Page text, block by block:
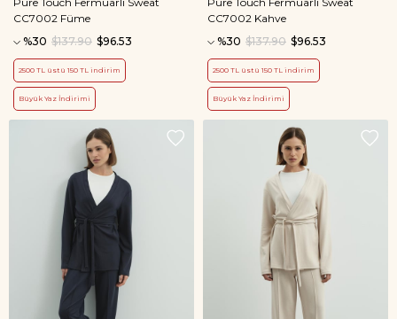
CC7002 Füme
%30
$96.53
$137.90
2500 TL üstü 150 TL indirim
Büyük Yaz İndirimi
CC7002 Kahve
%30
$96.53
$137.90
2500 TL üstü 150 TL indirim
Büyük Yaz İndirimi